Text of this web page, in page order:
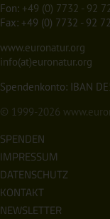
Fon: +49 (0) 7732 - 92
Fax: +49 (0) 7732 - 92
www.euronatur.org
info(at)euronatur.org
Spendenkonto: IBAN
© 1999-2026
SPENDEN
IMPRESSUM
DATENSCHUTZ
KONTAKT
NEWSLETTER